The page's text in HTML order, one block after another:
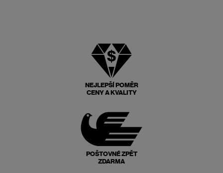
NEJLEPŠÍ POMĚR
CENY A KVALITY
POŠTOVNÉ ZPĚT
ZDARMA